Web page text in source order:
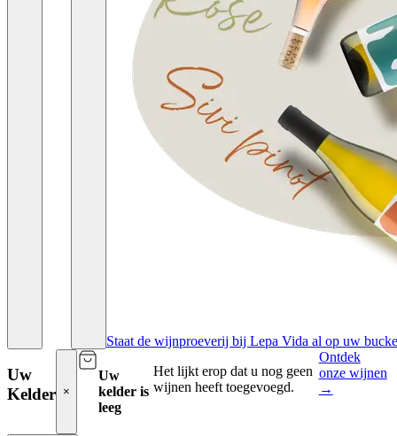
Staat de wijnproeverij bij Lepa Vida al op uw
Uw
Kelder ×
Uw
kelder is
leeg
Het lijkt erop dat u nog geen
wijnen heeft toegevoegd.
Ontdek
onze wijnen
→